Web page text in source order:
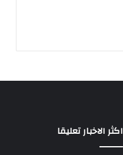
اكثر الاخبار تعليقا